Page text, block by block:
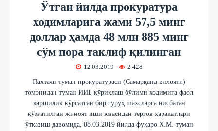
Ўтган йилда прокуратура
ходимларига жами 57,5 минг
доллар ҳамда 48 млн 885 минг
сўм пора таклиф қилинган
12.03.2019 2 428
Пахтачи туман прокуратураси (Самарқанд вилояти)
томонидан туман ИИБ қўриқлаш бўлими ходимига фаол
қаршилик кўрсатган бир гуруҳ шахсларга нисбатан
қўзғатилган жиноят иши юзасидан тергов ҳаракатлари
ўтказиш давомида, 08.03.2019 йилда фуқаро Х.М. туман